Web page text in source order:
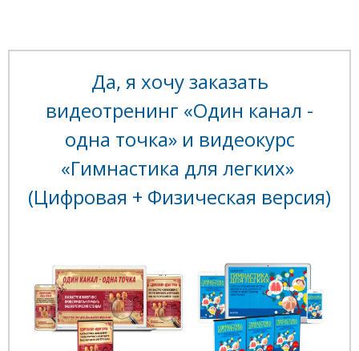
Да, я хочу заказать
видеотренинг «Один канал -
одна точка» и видеокурс
«Гимнастика для легких»
(Цифровая + Физическая версия)